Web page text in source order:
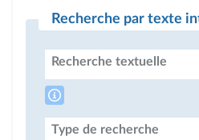
Recherche par texte
Recherche textuelle
Type de recherche